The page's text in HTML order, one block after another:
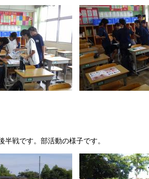
半戦です。部活動の様子です。